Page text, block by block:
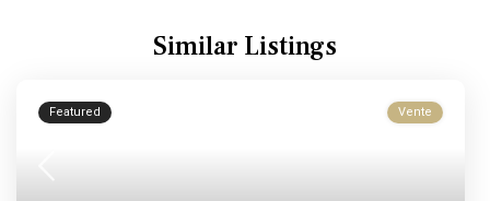
Similar Listings
Featured Vente